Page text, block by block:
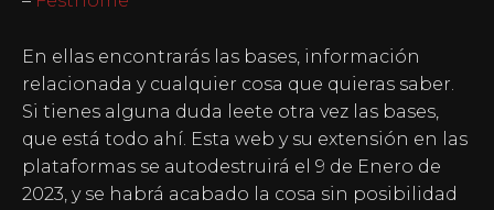
En ellas encontrarás las bases, información
relacionada y cualquier cosa que quieras saber.
Si tienes alguna duda leete otra vez las bases,
que está todo ahí. Esta web y su extensión en las
plataformas se autodestruirá el 9 de Enero de
2023, y se habrá acabado la cosa sin posibilidad